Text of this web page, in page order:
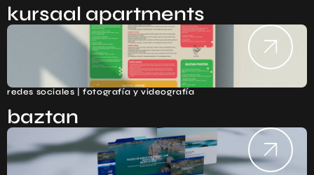
kursaal apartments
redes sociales | fotografía y videografía
baztan